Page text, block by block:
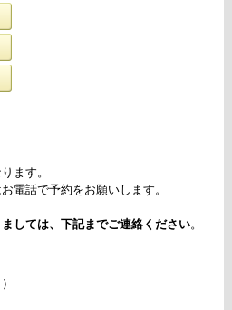
ます。
電話で予約をお願いします。
しては、下記までご連絡ください。